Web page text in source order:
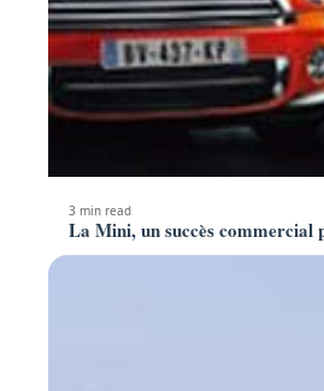
3 min read
La Mini, un succès commercial